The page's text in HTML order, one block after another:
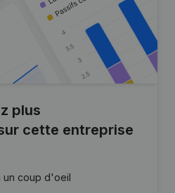
plus
cette entreprise
un coup d'oeil